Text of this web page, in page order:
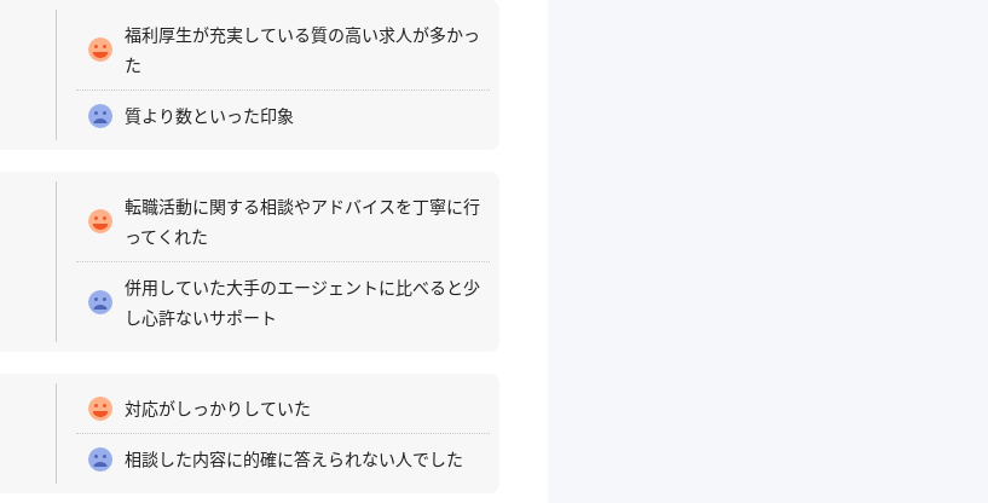
福利厚生が充実している質の高い求人が多かっ
た
質より数といった印象
転職活動に関する相談やアドバイスを丁寧に行
ってくれた
併用していた大手のエージェントに比べると少
し心許ないサポート
対応がしっかりしていた
相談した内容に的確に答えられない人でした